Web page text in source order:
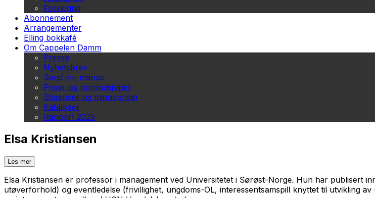
Forskning
Abonnement
Arrangementer
Elling bokkafé
Om Cappelen Damm
Presse
Nyhetsbrev
Send inn manus
Priser og nominasjoner
Stipender og minnepriser
Kataloger
Rapport 2025
Elsa Kristiansen
Les mer
Elsa Kristiansen er professor i management ved Universitetet i Sørøst-Norge. Hun har publisert
utøverforhold) og eventledelse (frivillighet, ungdoms-OL, interessentsamspill knyttet til utvikling